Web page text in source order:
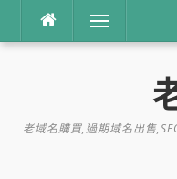
內
選單
老域名購買,過期域名出售